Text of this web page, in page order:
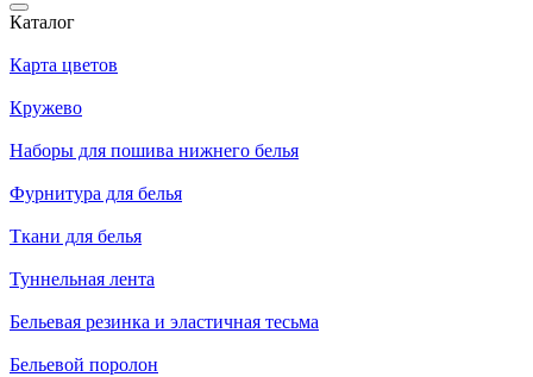
Каталог
Карта цветов
Кружево
Наборы для пошива нижнего белья
Фурнитура для белья
Ткани для белья
Туннельная лента
Бельевая резинка и эластичная тесьма
Бельевой поролон